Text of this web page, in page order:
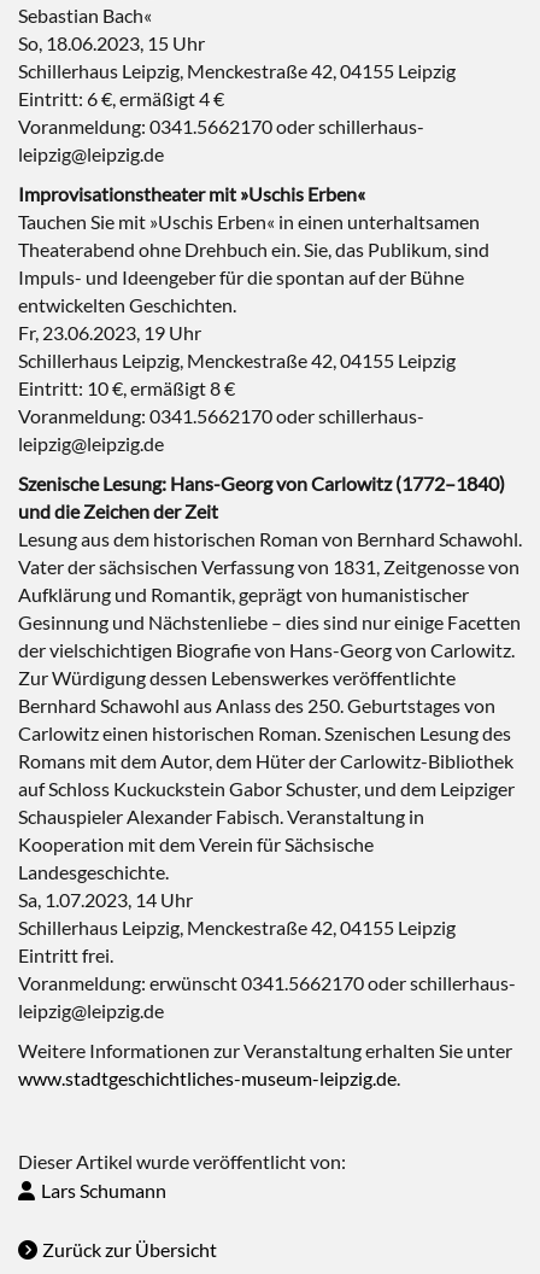
Sebastian Bach«
So, 18.06.2023, 15 Uhr
Schillerhaus Leipzig, Menckestraße 42, 04155 Leipzig
Eintritt: 6 €, ermäßigt 4 €
Voranmeldung: 0341.5662170 oder schillerhaus-
leipzig@leipzig.de
Improvisationstheater mit »Uschis Erben«
Tauchen Sie mit »Uschis Erben« in einen unterhaltsamen
Theaterabend ohne Drehbuch ein. Sie, das Publikum, sind
Impuls- und Ideengeber für die spontan auf der Bühne
entwickelten Geschichten.
Fr, 23.06.2023, 19 Uhr
Schillerhaus Leipzig, Menckestraße 42, 04155 Leipzig
Eintritt: 10 €, ermäßigt 8 €
Voranmeldung: 0341.5662170 oder schillerhaus-
leipzig@leipzig.de
Szenische Lesung: Hans-Georg von Carlowitz (1772–1840)
und die Zeichen der Zeit
Lesung aus dem historischen Roman von Bernhard Schawohl.
Vater der sächsischen Verfassung von 1831, Zeitgenosse von
Aufklärung und Romantik, geprägt von humanistischer
Gesinnung und Nächstenliebe – dies sind nur einige Facetten
der vielschichtigen Biografie von Hans-Georg von Carlowitz.
Zur Würdigung dessen Lebenswerkes veröffentlichte
Bernhard Schawohl aus Anlass des 250. Geburtstages von
Carlowitz einen historischen Roman. Szenischen Lesung des
Romans mit dem Autor, dem Hüter der Carlowitz-Bibliothek
auf Schloss Kuckuckstein Gabor Schuster, und dem Leipziger
Schauspieler Alexander Fabisch. Veranstaltung in
Kooperation mit dem Verein für Sächsische
Landesgeschichte.
Sa, 1.07.2023, 14 Uhr
Schillerhaus Leipzig, Menckestraße 42, 04155 Leipzig
Eintritt frei.
Voranmeldung: erwünscht 0341.5662170 oder schillerhaus-
leipzig@leipzig.de
Weitere Informationen zur Veranstaltung erhalten Sie unter
www.stadtgeschichtliches-museum-leipzig.de.
Dieser Artikel wurde veröffentlicht von:
Lars Schumann
Zurück zur Übersicht